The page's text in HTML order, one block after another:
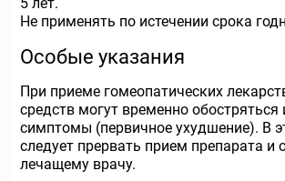
Не применять по истечении срока
Особые указания
При приеме гомеопатических
средств могут временно
симптомы (первичное ухудшение). В
следует прервать прием препарата и
лечащему врачу.